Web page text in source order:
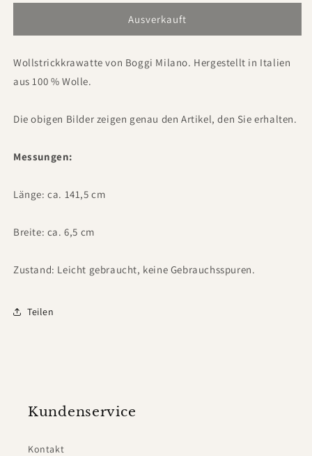
Ausverkauft
Wollstrickkrawatte von Boggi Milano. Hergestellt in Italien
aus 100 % Wolle.
Die obigen Bilder zeigen genau den Artikel, den Sie erhalten.
Messungen:
Länge: ca. 141,5 cm
Breite: ca. 6,5 cm
Zustand: Leicht gebraucht, keine Gebrauchsspuren.
Teilen
Kundenservice
Kontakt